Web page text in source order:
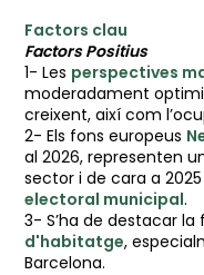
Factors clau
Factors Positius
1- Les perspectives
moderadament
creixent, així com
2- Els fons europeus
al 2026, representen
sector i de cara a
electoral municipal.
3- S’ha de destacar la f
d'habitatge,
Barcelona.